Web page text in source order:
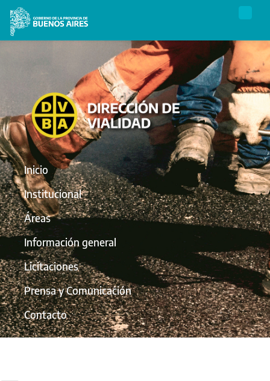
Inicio
Institucional
Áreas
Información general
Licitaciones
Prensa y Comunicación
Contacto